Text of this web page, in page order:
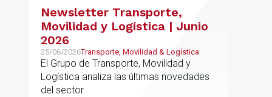
Newsletter Transporte,
Movilidad y Logística | Junio
2026
25/06/2026Transporte, Movilidad & Logística
El Grupo de Transporte, Movilidad y
Logística analiza las últimas novedades
del sector